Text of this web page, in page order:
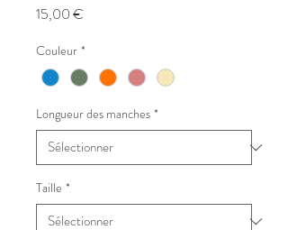
15,00 €
Couleur *
Longueur des manches *
Taille *